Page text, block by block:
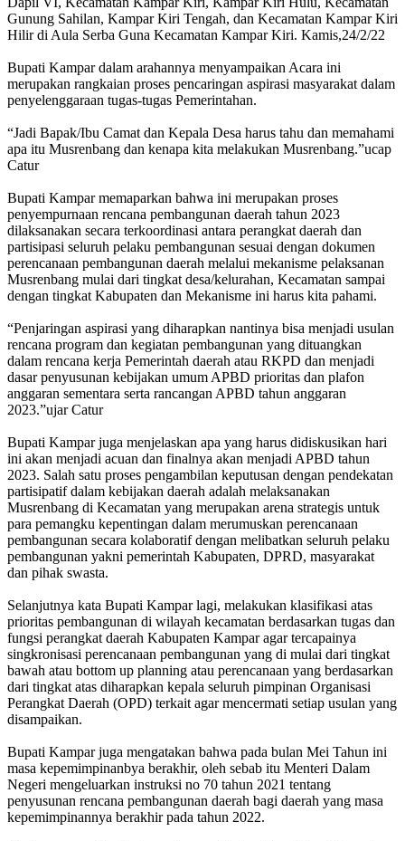
Gunung Sahilan, Kampar Kiri Tengah, dan Kecamatan Kampar Kiri
Hilir di Aula Serba Guna Kecamatan Kampar Kiri. Kamis,24/2/22
Bupati Kampar dalam arahannya menyampaikan Acara ini
merupakan rangkaian proses pencaringan aspirasi masyarakat dalam
penyelenggaraan tugas-tugas Pemerintahan.
“Jadi Bapak/Ibu Camat dan Kepala Desa harus tahu dan memahami
apa itu Musrenbang dan kenapa kita melakukan Musrenbang.”ucap
Catur
Bupati Kampar memaparkan bahwa ini merupakan proses
penyempurnaan rencana pembangunan daerah tahun 2023
dilaksanakan secara terkoordinasi antara perangkat daerah dan
partisipasi seluruh pelaku pembangunan sesuai dengan dokumen
perencanaan pembangunan daerah melalui mekanisme pelaksanan
Musrenbang mulai dari tingkat desa/kelurahan, Kecamatan sampai
dengan tingkat Kabupaten dan Mekanisme ini harus kita pahami.
“Penjaringan aspirasi yang diharapkan nantinya bisa menjadi usulan
rencana program dan kegiatan pembangunan yang dituangkan
dalam rencana kerja Pemerintah daerah atau RKPD dan menjadi
dasar penyusunan kebijakan umum APBD prioritas dan plafon
anggaran sementara serta rancangan APBD tahun anggaran
2023.”ujar Catur
Bupati Kampar juga menjelaskan apa yang harus didiskusikan hari
ini akan menjadi acuan dan finalnya akan menjadi APBD tahun
2023. Salah satu proses pengambilan keputusan dengan pendekatan
partisipatif dalam kebijakan daerah adalah melaksanakan
Musrenbang di Kecamatan yang merupakan arena strategis untuk
para pemangku kepentingan dalam merumuskan perencanaan
pembangunan secara kolaboratif dengan melibatkan seluruh pelaku
pembangunan yakni pemerintah Kabupaten, DPRD, masyarakat
dan pihak swasta.
Selanjutnya kata Bupati Kampar lagi, melakukan klasifikasi atas
prioritas pembangunan di wilayah kecamatan berdasarkan tugas dan
fungsi perangkat daerah Kabupaten Kampar agar tercapainya
singkronisasi perencanaan pembangunan yang di mulai dari tingkat
bawah atau bottom up planning atau perencanaan yang berdasarkan
dari tingkat atas diharapkan kepala seluruh pimpinan Organisasi
Perangkat Daerah (OPD) terkait agar mencermati setiap usulan yang
disampaikan.
Bupati Kampar juga mengatakan bahwa pada bulan Mei Tahun ini
masa kepemimpinanbya berakhir, oleh sebab itu Menteri Dalam
Negeri mengeluarkan instruksi no 70 tahun 2021 tentang
penyusunan rencana pembangunan daerah bagi daerah yang masa
kepemimpinannya berakhir pada tahun 2022.